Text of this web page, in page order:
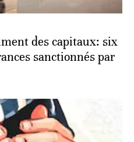
des capitaux: six
sanctionnés par